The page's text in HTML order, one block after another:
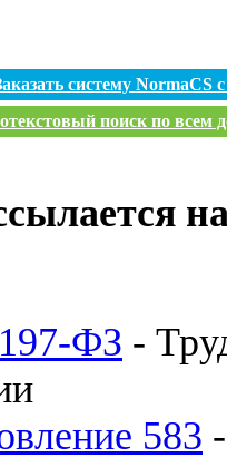
систему
поиск по всем
ФЗ -
583